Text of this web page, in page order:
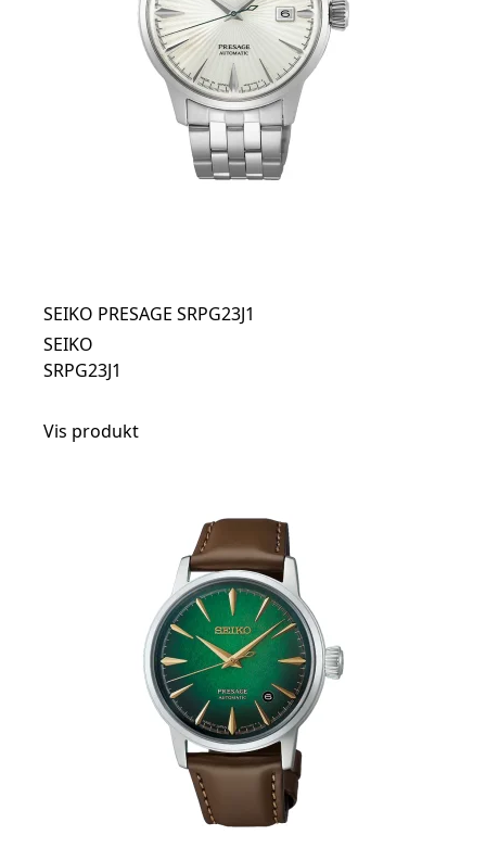
SEIKO PRESAGE SRPG23J1
SEIKO
SRPG23J1
Vis produkt